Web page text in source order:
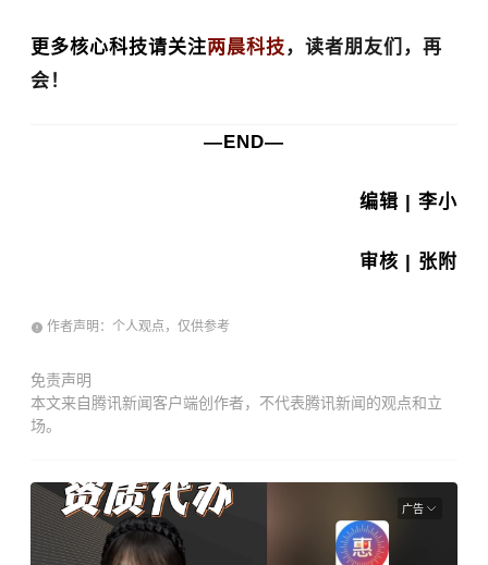
更多核心科技请关注两晨科技 ，读者朋友们，再
会！
—END—
编辑 | 李小
审核 | 张附
作者声明：个人观点，仅供参考
免责声明
本文来自腾讯新闻客户端创作者，不代表腾讯新闻的观点和立
场。
广告